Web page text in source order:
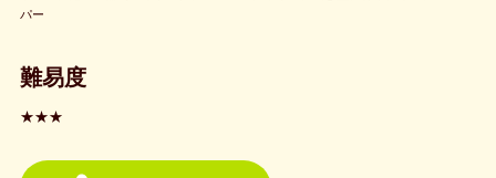
パー
難易度
★★★